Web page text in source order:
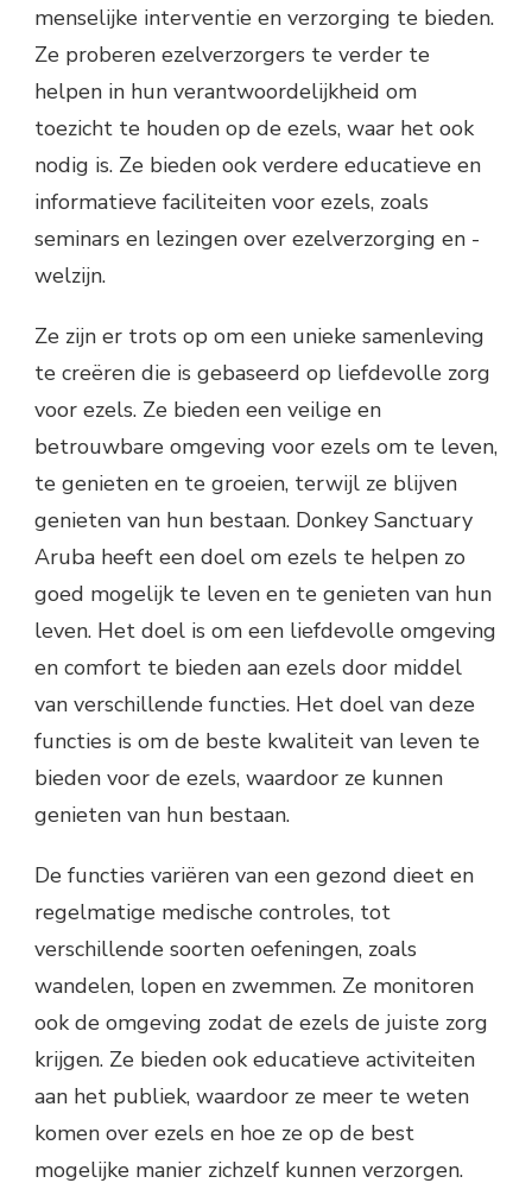
menselijke interventie en verzorging te bieden.
Ze proberen ezelverzorgers te verder te
helpen in hun verantwoordelijkheid om
toezicht te houden op de ezels, waar het ook
nodig is. Ze bieden ook verdere educatieve en
informatieve faciliteiten voor ezels, zoals
seminars en lezingen over ezelverzorging en -
welzijn.
Ze zijn er trots op om een unieke samenleving
te creëren die is gebaseerd op liefdevolle zorg
voor ezels. Ze bieden een veilige en
betrouwbare omgeving voor ezels om te leven,
te genieten en te groeien, terwijl ze blijven
genieten van hun bestaan. Donkey Sanctuary
Aruba heeft een doel om ezels te helpen zo
goed mogelijk te leven en te genieten van hun
leven. Het doel is om een ​​liefdevolle omgeving
en comfort te bieden aan ezels door middel
van verschillende functies. Het doel van deze
functies is om de beste kwaliteit van leven te
bieden voor de ezels, waardoor ze kunnen
genieten van hun bestaan.
De functies variëren van een gezond dieet en
regelmatige medische controles, tot
verschillende soorten oefeningen, zoals
wandelen, lopen en zwemmen. Ze monitoren
ook de omgeving zodat de ezels de juiste zorg
krijgen. Ze bieden ook educatieve activiteiten
aan het publiek, waardoor ze meer te weten
komen over ezels en hoe ze op de best
mogelijke manier zichzelf kunnen verzorgen.